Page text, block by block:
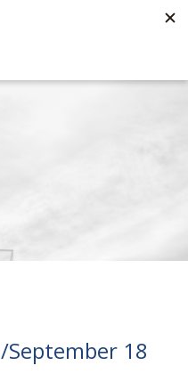
18